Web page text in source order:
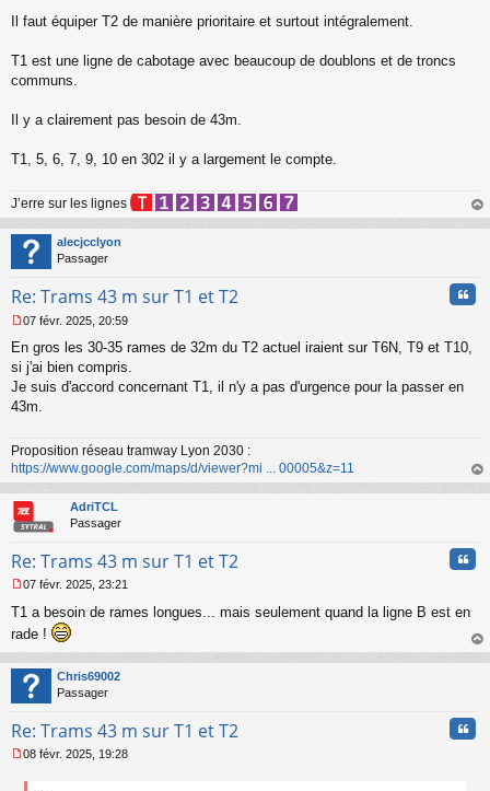
Il faut équiper T2 de manière prioritaire et surtout intégralement.
T1 est une ligne de cabotage avec beaucoup de doublons et de troncs
communs.
Il y a clairement pas besoin de 43m.
T1, 5, 6, 7, 9, 10 en 302 il y a largement le compte.
J’erre sur les lignes
au
alecjcclyon
Passager
Re: Trams 43 m sur T1 et T2
e
s
s
a
g
n
o
n
l
u
07 févr. 2025, 20:59
En gros les 30-35 rames de 32m du T2 actuel iraient sur T6N, T9 et T10,
si j'ai bien compris.
Je suis d'accord concernant T1, il n'y a pas d'urgence pour la passer en
43m.
Proposition réseau tramway Lyon 2030 :
https://www.google.com/maps/d/viewer?mi ... 00005&z=11
au
AdriTCL
Passager
Re: Trams 43 m sur T1 et T2
s
a
g
e
o
l
07 févr. 2025, 23:21
T1 a besoin de rames longues... mais seulement quand la ligne B est en
rade !
au
Chris69002
Passager
Re: Trams 43 m sur T1 et T2
e
08 févr. 2025, 19:28